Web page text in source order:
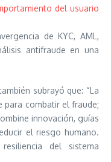
del usuario
de KYC, AML,
antifraude en una
subrayó que: “La
para combatir el fraude;
innovación, guías
el riesgo humano.
del sistema